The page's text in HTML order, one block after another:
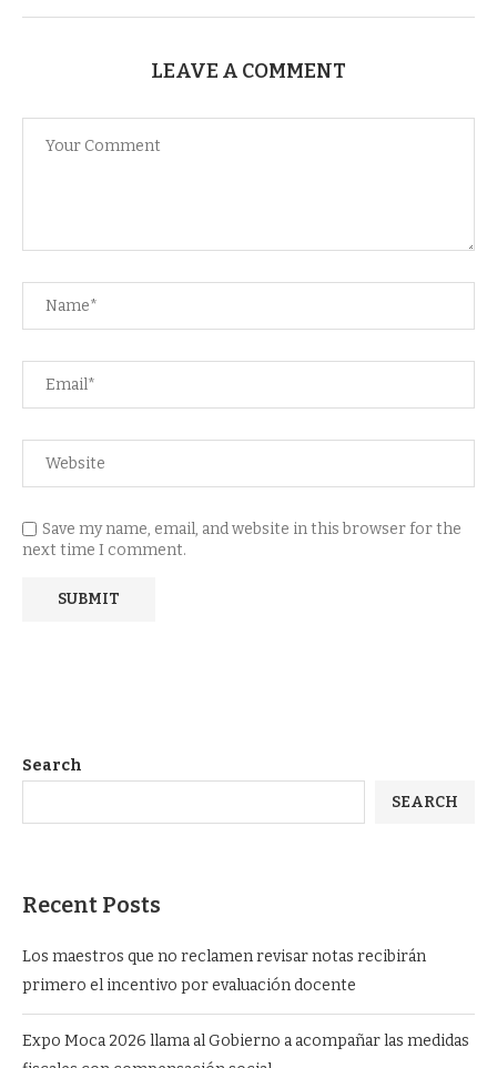
LEAVE A COMMENT
Save my name, email, and website in this browser for the
next time I comment.
Search
SEARCH
Recent Posts
Los maestros que no reclamen revisar notas recibirán
primero el incentivo por evaluación docente
Expo Moca 2026 llama al Gobierno a acompañar las medidas